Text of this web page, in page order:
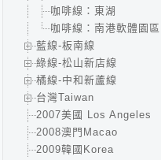
咖啡線：東湖
咖啡線：南港軟體園區
藍線-板南線
綠線-松山新店線
橘線-中和新蘆線
台灣Taiwan
2007美國 Los Angeles
2008澳門Macao
2009韓國Korea